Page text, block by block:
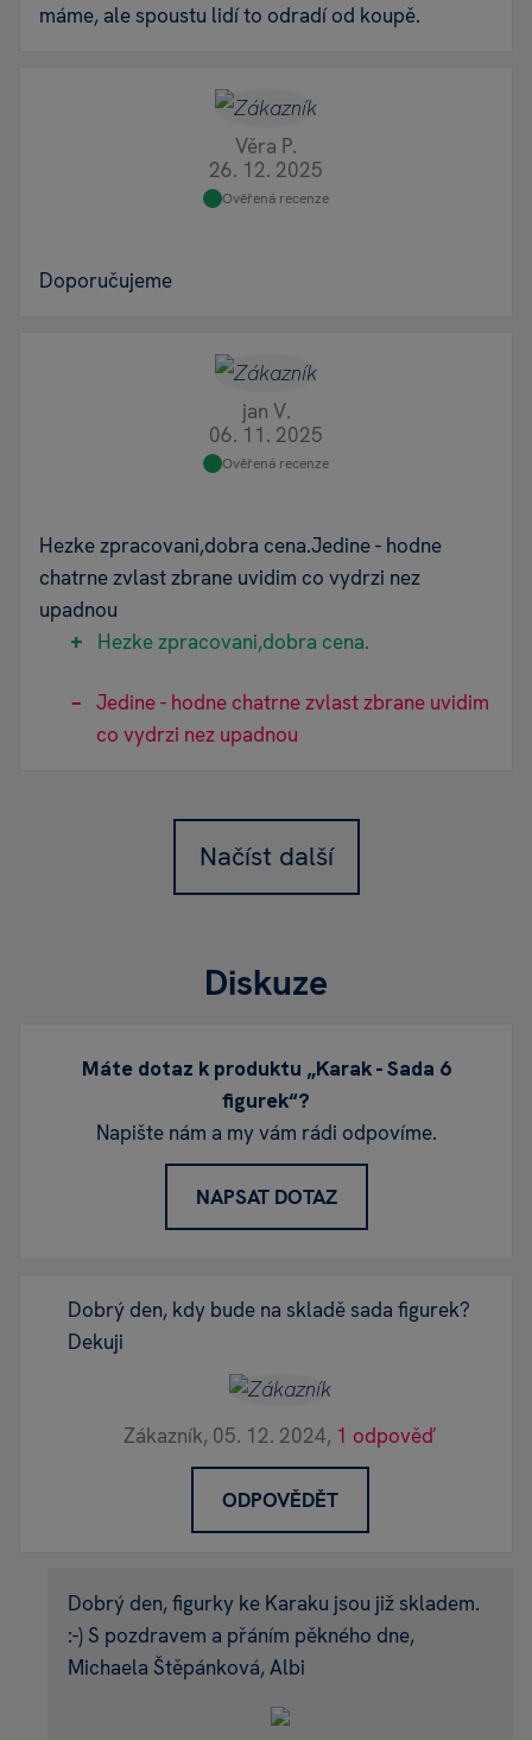
máme, ale spoustu lidí to odradí od koupě.
Věra P.
26. 12. 2025
Ověřená recenze
Doporučujeme
jan V.
06. 11. 2025
Ověřená recenze
Hezke zpracovani,dobra cena.Jedine - hodne
chatrne zvlast zbrane uvidim co vydrzi nez
upadnou
Hezke zpracovani,dobra cena.
Jedine - hodne chatrne zvlast zbrane uvidim
co vydrzi nez upadnou
Načíst další
Diskuze
Máte dotaz k produktu „Karak - Sada 6
figurek“?
Napište nám a my vám rádi odpovíme.
NAPSAT DOTAZ
Dobrý den, kdy bude na skladě sada figurek?
Dekuji
Zákazník, 05. 12. 2024, 1 odpověď
ODPOVĚDĚT
Dobrý den, figurky ke Karaku jsou již skladem.
:-) S pozdravem a přáním pěkného dne,
Michaela Štěpánková, Albi